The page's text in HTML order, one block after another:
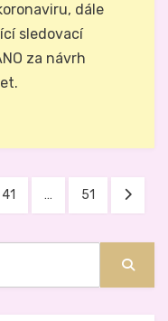
dále
sledovací
za návrh
STRÁNKA
41 … STRÁNKA
51
DALŠÍ